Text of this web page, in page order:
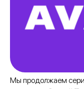
Мы продолжаем